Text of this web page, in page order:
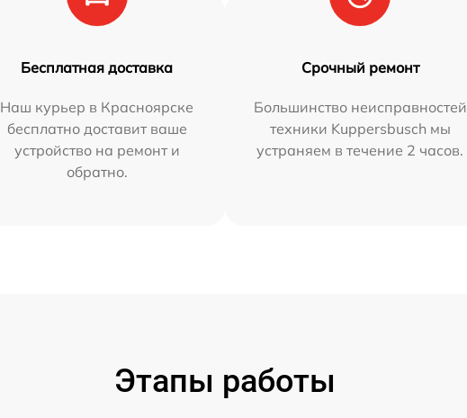
Бесплатная доставка
Наш курьер в Красноярске
бесплатно доставит ваше
устройство на ремонт и
обратно.
Срочный ремонт
Большинство неисправностей
техники Kuppersbusch мы
устраняем в течение 2 часов.
Этапы работы